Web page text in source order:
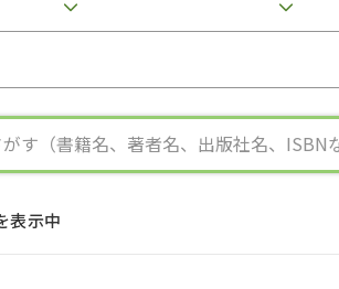
ども向け
文法
音・聴解
作文
本・子ども向け補助 図表
ペイン語辞典
中国
ルトガル語辞典
ロシ
彙・意味
文章
記
言語
表示中